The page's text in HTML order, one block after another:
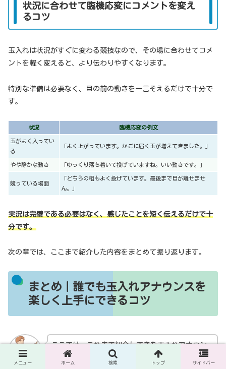
状況に合わせて臨機応変にコメントを変え
るコツ
玉入れは状況がすぐに変わる競技なので、その場に合わせてコメ
ントを軽く変えると、より伝わりやすくなります。
特別な準備は必要なく、目の前の動きを一言そえるだけで十分で
す。
状況 臨機応変の例文
玉がよく入ってい
る
「よく上がっています。かごに届く玉が増えてきました。」
やや静かな動き 「ゆっくり落ち着いて投げていますね。いい動きです。」
競っている場面
「どちらの組もよく投げています。最後まで目が離せませ
ん。」
実況は完璧である必要はなく、感じたことを短く伝えるだけで十
分です。
次の章では、ここまで紹介した内容をまとめて振り返ります。
まとめ｜誰でも玉入れアナウンスを
楽しく上手にできるコツ
ここでは、これまで紹介してきた玉入れアナウン
スのポイントを振り返りながら、当日の進行に役
メニュー ホーム 検索 トップ サイドバー